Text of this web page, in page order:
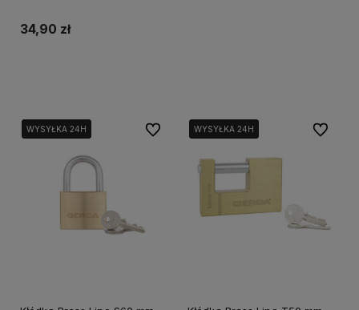
34,90 zł
WYSYŁKA 24H
WYSYŁKA 24H Do ulubionychWYSYŁKA 24H
WYSYŁKA 24H Do